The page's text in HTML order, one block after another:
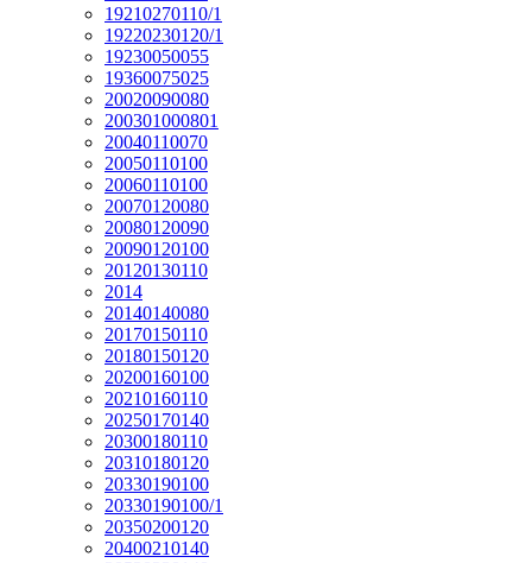
19210270110/1
19220230120/1
19230050055
19360075025
20020090080
200301000801
20040110070
20050110100
20060110100
20070120080
20080120090
20090120100
20120130110
2014
20140140080
20170150110
20180150120
20200160100
20210160110
20250170140
20300180110
20310180120
20330190100
20330190100/1
20350200120
20400210140